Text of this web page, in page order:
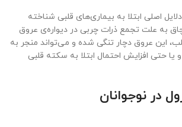
اصلی ابتلا به بیماری‌های قلبی شناخته
به علت تجمع ذرات چربی در دیواره‌ی عروق
این عروق دچار تنگی شده و می‌تواند منجر به
یا حتی افزایش احتمال ابتلا به سکته قلبی
در نوجوانان